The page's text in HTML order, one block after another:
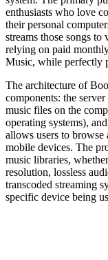
enthusiasts who love
their personal
streams those songs
relying on paid
Music, while perfectly
The architecture of
components: the
music files on the
operating systems),
allows users to
mobile devices. The
music libraries,
resolution, lossless
transcoded streaming
specific device being